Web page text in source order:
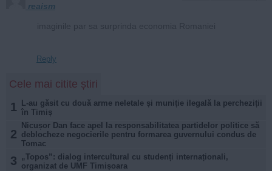
reaism
Reply
Cele mai citite știri
1
L-au găsit cu două arme neletale și muniție ilegală la percheziții
în Timiș
2
Nicușor Dan face apel la responsabilitatea partidelor politice să
deblocheze negocierile pentru formarea guvernului condus de
Tomac
3 „Topos”: dialog intercultural cu studenți internaționali,
organizat de UMF Timișoara